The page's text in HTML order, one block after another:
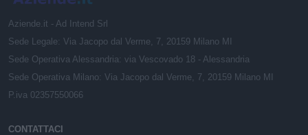
Aziende.it - Ad Intend Srl
Sede Legale: Via Jacopo dal Verme, 7, 20159 Milano MI
Sede Operativa Alessandria: via Vescovado 18 - Alessandria
Sede Operativa Milano: Via Jacopo dal Verme, 7, 20159 Milano MI
P.iva 02357550066
CONTATTACI